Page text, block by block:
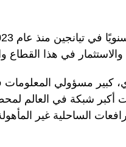
في هذا القطاع
كبير مسؤولي
أكبر شبكة في العالم
الساحلية غير